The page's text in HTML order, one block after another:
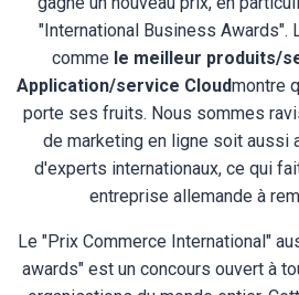
"International Business Awards".
comme le meilleur produits/
Application/service Cloudmontre
porte ses fruits. Nous sommes
de marketing en ligne soit aussi
d'experts internationaux, ce qui
entreprise allemande à
Le "Prix Commerce International"
awards" est un concours ouvert à